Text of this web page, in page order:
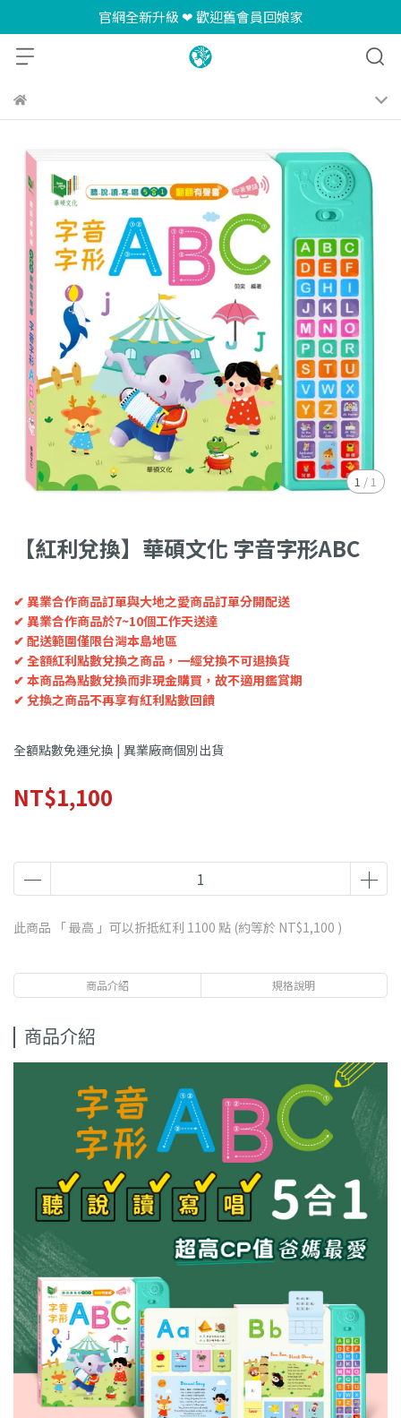
官網全新升級 ❤ 歡迎舊會員回娘家
1 / 1
【紅利兌換】華碩文化 字音字形ABC
✔ 異業合作商品訂單與大地之愛商品訂單分開配送
✔ 異業合作商品於7~10個工作天送達
✔ 配送範圍僅限台灣本島地區
✔ 全額紅利點數兌換之商品，一經兌換不可退換貨
✔ 本商品為點數兌換而非現金購買，故不適用鑑賞期
✔ 兌換之商品不再享有紅利點數回饋
全額點數免運兌換 | 異業廠商個別出貨
NT$1,100
此商品 「 最高 」可以折抵紅利 1100 點 (約等於 NT$1,100 )
商品介紹 規格說明
商品介紹